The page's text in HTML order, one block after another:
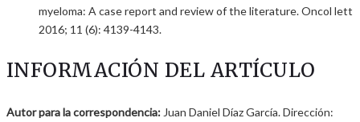
myeloma: A case report and review of the literature. Oncol lett
2016; 11 (6): 4139-4143.
INFORMACIÓN DEL ARTÍCULO
Autor para la correspondencia: Juan Daniel Díaz García. Dirección: